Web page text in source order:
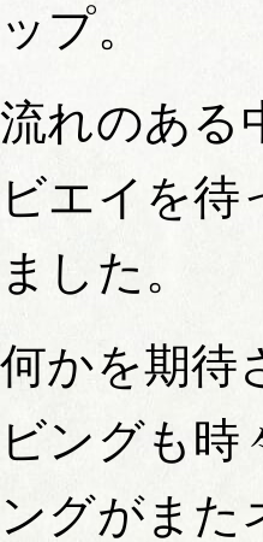
ップ。
流れのある
ビエイを待
ました。
何かを期待
ビングも時
ングがまた